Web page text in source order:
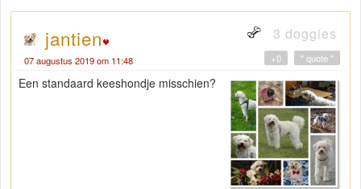
jantien 3 doggies
07 augustus 2019 om 11:48 " quote "
+0
Een standaard keeshondje misschien?